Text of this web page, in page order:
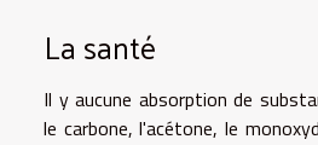
La santé
Il y aucune absorption de
le carbone, l'acétone, le